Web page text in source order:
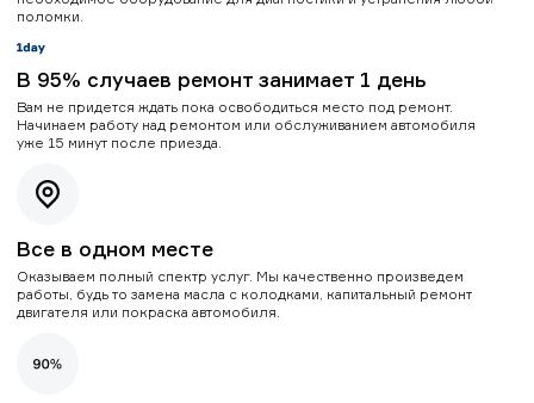
поломки.
В 95% случаев ремонт занимает 1 день
Вам не придется ждать пока освободиться место под ремонт.
Начинаем работу над ремонтом или обслуживанием автомобиля
уже 15 минут после приезда.
Все в одном месте
Оказываем полный спектр услуг. Мы качественно произведем
работы, будь то замена масла с колодками, капитальный ремонт
двигателя или покраска автомобиля.